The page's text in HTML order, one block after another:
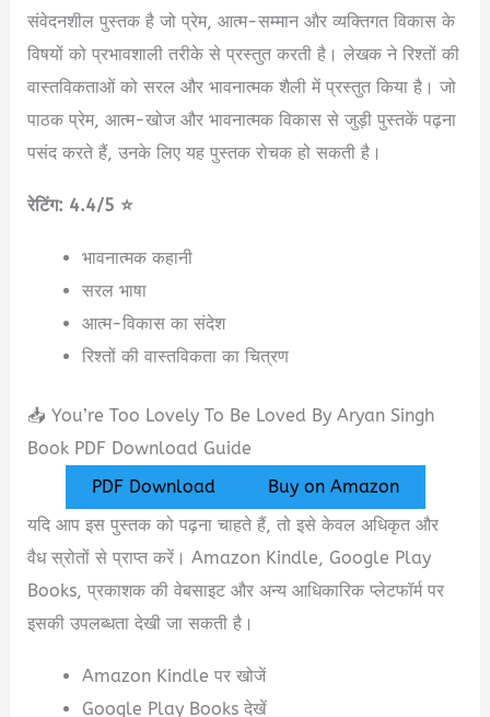
संवेदनशील पुस्तक है जो प्रेम, आत्म-सम्मान और व्यक्तिगत विकास के
विषयों को प्रभावशाली तरीके से प्रस्तुत करती है। लेखक ने रिश्तों की
वास्तविकताओं को सरल और भावनात्मक शैली में प्रस्तुत किया है। जो
पाठक प्रेम, आत्म-खोज और भावनात्मक विकास से जुड़ी पुस्तकें पढ़ना
पसंद करते हैं, उनके लिए यह पुस्तक रोचक हो सकती है।
रेटिंग: 4.4/5 ⭐
भावनात्मक कहानी
सरल भाषा
आत्म-विकास का संदेश
रिश्तों की वास्तविकता का चित्रण
📥 You’re Too Lovely To Be Loved By Aryan Singh
Book PDF Download Guide
PDF Download
Buy on Amazon
यदि आप इस पुस्तक को पढ़ना चाहते हैं, तो इसे केवल अधिकृत और
वैध स्रोतों से प्राप्त करें। Amazon Kindle, Google Play
Books, प्रकाशक की वेबसाइट और अन्य आधिकारिक प्लेटफॉर्म पर
इसकी उपलब्धता देखी जा सकती है।
Amazon Kindle पर खोजें
Google Play Books देखें